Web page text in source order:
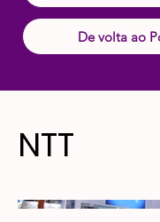
De volta ao
NTT